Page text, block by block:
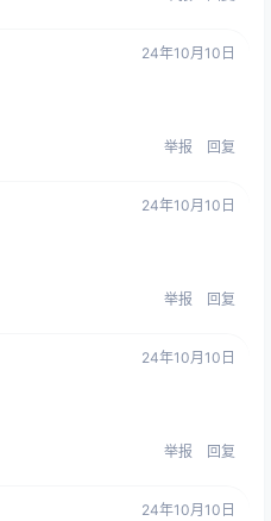
24年10月10日
举报 回复
24年10月10日
举报 回复
24年10月10日
举报 回复
24年10月10日